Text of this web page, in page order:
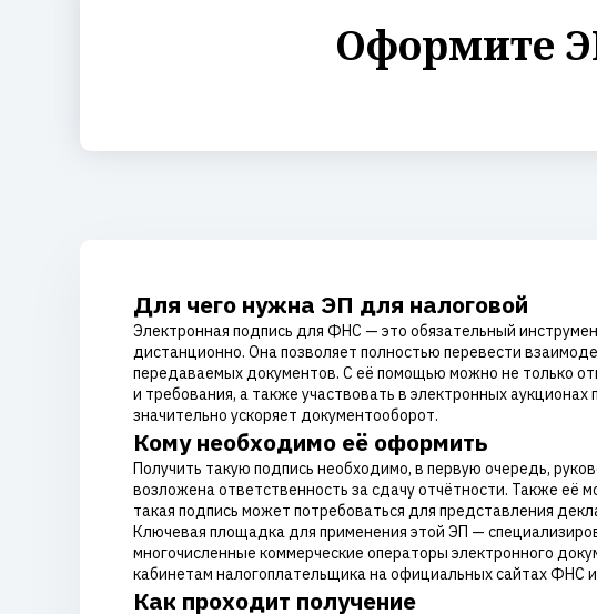
Оформите
Для чего нужна ЭП для налоговой
Электронная подпись для ФНС — это обязательный
дистанционно. Она позволяет полностью перевести
передаваемых документов. С её помощью можно не только
и требования, а также участвовать в электронных
значительно ускоряет документооборот.
Кому необходимо её оформить
Получить такую подпись необходимо, в первую очередь,
возложена ответственность за сдачу отчётности. Также
такая подпись может потребоваться для представления
Ключевая площадка для применения этой ЭП —
многочисленные коммерческие операторы электронного
кабинетам налогоплательщика на официальных сайтах ФНС и
Как проходит получение